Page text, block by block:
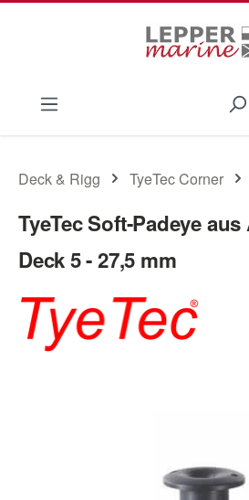
Deck & Rigg TyeTec Corner
TyeTec Soft-Padeye
Deck 5 - 27,5 mm